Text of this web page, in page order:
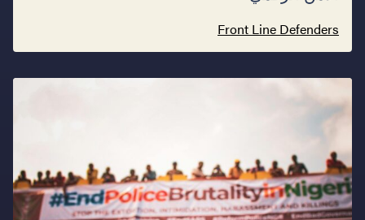
Front Line Defenders